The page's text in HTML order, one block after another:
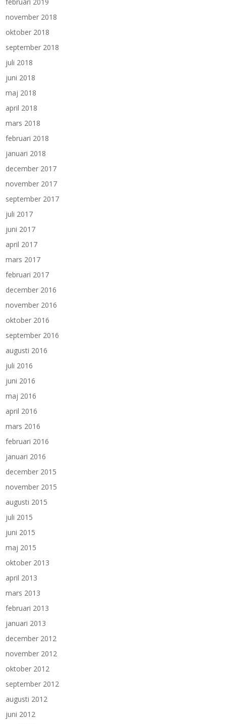
november 2018
oktober 2018
september 2018
juli 2018
juni 2018
maj 2018
april 2018
mars 2018
februari 2018
januari 2018
december 2017
november 2017
september 2017
juli 2017
juni 2017
april 2017
mars 2017
februari 2017
december 2016
november 2016
oktober 2016
september 2016
augusti 2016
juli 2016
juni 2016
maj 2016
april 2016
mars 2016
februari 2016
januari 2016
december 2015
november 2015
augusti 2015
juli 2015
juni 2015
maj 2015
oktober 2013
april 2013
mars 2013
februari 2013
januari 2013
december 2012
november 2012
oktober 2012
september 2012
augusti 2012
juni 2012